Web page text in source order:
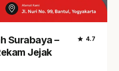
Surabaya –
Jejak
star 4.7